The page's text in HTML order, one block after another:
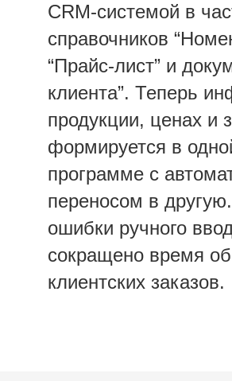
CRM-системой в
справочников
“Прайс-лист” и
клиента”. Теперь
продукции, ценах и
формируется в
программе с
переносом в
ошибки ручного
сокращено время
клиентских заказов.